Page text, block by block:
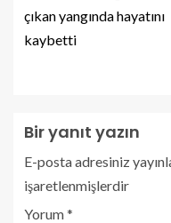
çıkan yangında hayatını
kaybetti
Bir yanıt yazın
E-posta adresiniz
işaretlenmişlerdir
Yorum*